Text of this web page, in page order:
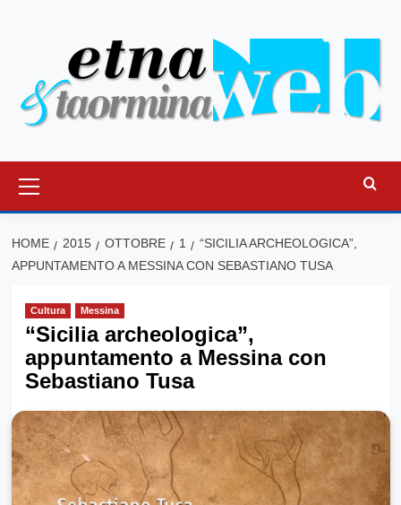
principale
HOME 2015 OTTOBRE 1
“SICILIA ARCHEOLOGICA”,
APPUNTAMENTO A MESSINA CON SEBASTIANO TUSA
Cultura Messina
“Sicilia archeologica”,
appuntamento a Messina con
Sebastiano Tusa